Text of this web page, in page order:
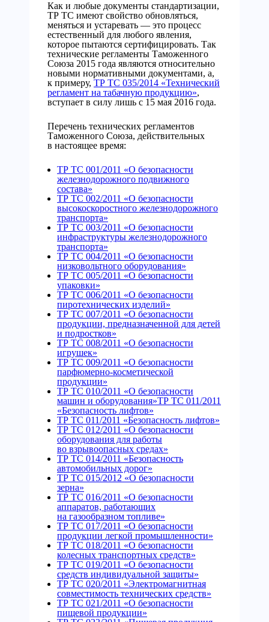
Как и любые документы стандартизации,
ТР ТС имеют свойство обновляться,
меняться и устаревать — это процесс
естественный для любого явления,
которое пытаются сертифицировать. Так
технические регламенты Таможенного
Союза 2015 года являются относительно
новыми нормативными документами, а,
к примеру, ТР ТС 035/2014 «Технический
регламент на табачную продукцию»,
вступает в силу лишь с 15 мая 2016 года.
Перечень технических регламентов
Таможенного Союза, действительных
в настоящее время:
ТР ТС 001/2011 «О безопасности
железнодорожного подвижного
состава»
ТР ТС 002/2011 «О безопасности
высокоскоростного железнодорожного
транспорта»
ТР ТС 003/2011 «О безопасности
инфраструктуры железнодорожного
транспорта»
ТР ТС 004/2011 «О безопасности
низковольтного оборудования»
ТР ТС 005/2011 «О безопасности
упаковки»
ТР ТС 006/2011 «О безопасности
пиротехнических изделий»
ТР ТС 007/2011 «О безопасности
продукции, предназначенной для детей
и подростков»
ТР ТС 008/2011 «О безопасности
игрушек»
ТР ТС 009/2011 «О безопасности
парфюмерно-косметической
продукции»
ТР ТС 010/2011 «О безопасности
машин и оборудования»ТР ТС 011/2011
«Безопасность лифтов»
ТР ТС 011/2011 «Безопасность лифтов»
ТР ТС 012/2011 «О безопасности
оборудования для работы
во взрывоопасных средах»
ТР ТС 014/2011 «Безопасность
автомобильных дорог»
ТР ТС 015/2012 «О безопасности
зерна»
ТР ТС 016/2011 «О безопасности
аппаратов, работающих
на газообразном топливе»
ТР ТС 017/2011 «О безопасности
продукции легкой промышленности»
ТР ТС 018/2011 «О безопасности
колесных транспортных средств»
ТР ТС 019/2011 «О безопасности
средств индивидуальной защиты»
ТР ТС 020/2011 «Электромагнитная
совместимость технических средств»
ТР ТС 021/2011 «О безопасности
пищевой продукции»